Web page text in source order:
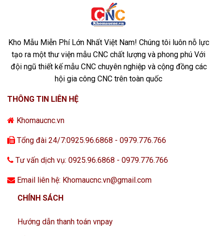
Kho Mẫu Miễn Phí Lớn Nhất Việt Nam! Chúng tôi luôn nỗ lực
tạo ra một thư viện mẫu CNC chất lượng và phong phú Với
đội ngũ thiết kế mẫu CNC chuyên nghiệp và cộng đồng các
hội gia công CNC trên toàn quốc
THÔNG TIN LIÊN HỆ
Khomaucnc.vn
Tổng đài 24/7:0925.96.6868 - 0979.776.766
Tư vấn dịch vụ: 0925.96.6868 - 0979.776.766
Email liên hệ: Khomaucnc.vn@gmail.com
CHÍNH SÁCH
Hướng dẫn thanh toán vnpay